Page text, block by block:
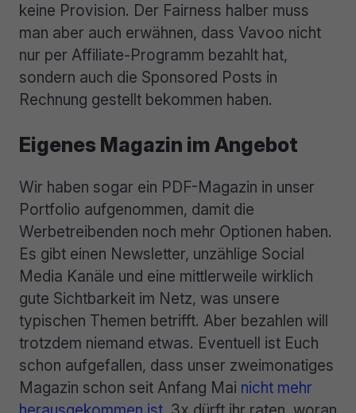
keine Provision. Der Fairness halber muss
man aber auch erwähnen, dass Vavoo nicht
nur per Affiliate-Programm bezahlt hat,
sondern auch die Sponsored Posts in
Rechnung gestellt bekommen haben.
Eigenes Magazin im Angebot
Wir haben sogar ein PDF-Magazin in unser
Portfolio aufgenommen, damit die
Werbetreibenden noch mehr Optionen haben.
Es gibt einen Newsletter, unzählige Social
Media Kanäle und eine mittlerweile wirklich
gute Sichtbarkeit im Netz, was unsere
typischen Themen betrifft. Aber bezahlen will
trotzdem niemand etwas. Eventuell ist Euch
schon aufgefallen, dass unser zweimonatiges
Magazin schon seit Anfang Mai nicht mehr